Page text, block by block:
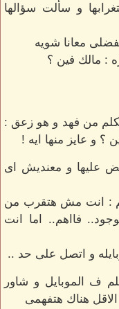
و سألت سؤالها
معانا شويه
: مالك فين ؟
من فهد و هو زعق :
؟ و عايز منها ايه !
عليها و معنديش اى
: انت مش هتقرب من
فااهم.. اما انت
و اتصل على حد ..
ف الموبايل و شاور
هناك هتفهمى